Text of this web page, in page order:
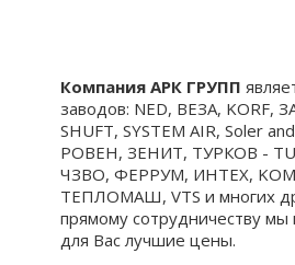
Компания АРК ГРУПП
заводов: NED, ВЕЗА,
SHUFT, SYSTEM AIR, Soler
РОВЕН, ЗЕНИТ, ТУРКОВ -
ЧЗВО, ФЕРРУМ, ИНТЕХ,
ТЕПЛОМАШ, VTS и многих
прямому сотрудничеству
для Вас лучшие цены.